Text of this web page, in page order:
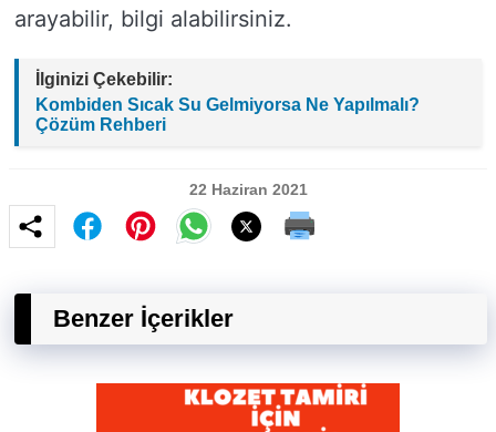
arayabilir, bilgi alabilirsiniz.
İlginizi Çekebilir:
Kombiden Sıcak Su Gelmiyorsa Ne Yapılmalı?
Çözüm Rehberi
22 Haziran 2021
Benzer İçerikler